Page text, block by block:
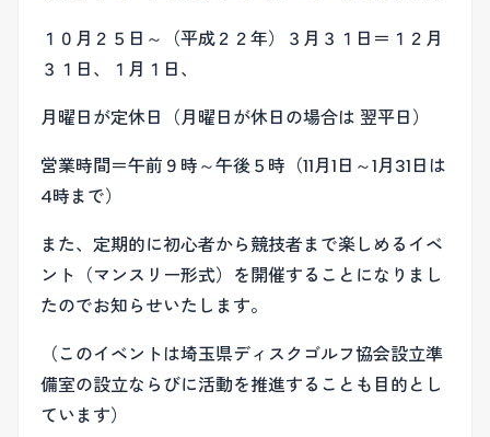
１０月２５日～（平成２２年）３月３１日＝１２月
３１日、１月１日、
月曜日が定休日（月曜日が休日の場合は 翌平日）
営業時間＝午前９時～午後５時（11月1日～1月31日は
4時まで）
また、定期的に初心者から競技者まで楽しめるイベ
ント（マンスリー形式）を開催することになりまし
たのでお知らせいたします。
（このイベントは埼玉県ディスクゴルフ協会設立準
備室の設立ならびに活動を推進することも目的とし
ています）